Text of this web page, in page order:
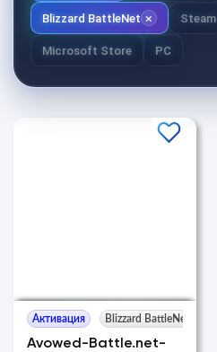
Blizzard BattleNet Steam
Microsoft Store PC
Активация Blizzard BattleNet
Avowed-Battle.net-